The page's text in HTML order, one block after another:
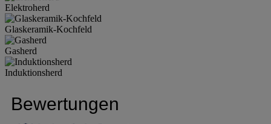
Elektroherd
Glaskeramik-Kochfeld
Gasherd
Induktionsherd